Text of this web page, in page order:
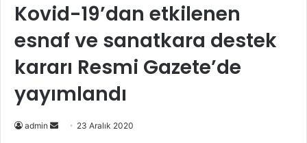
Kovid-19’dan etkilenen
esnaf ve sanatkara destek
kararı Resmi Gazete’de
yayımlandı
admin
Bir
23 Aralık 2020